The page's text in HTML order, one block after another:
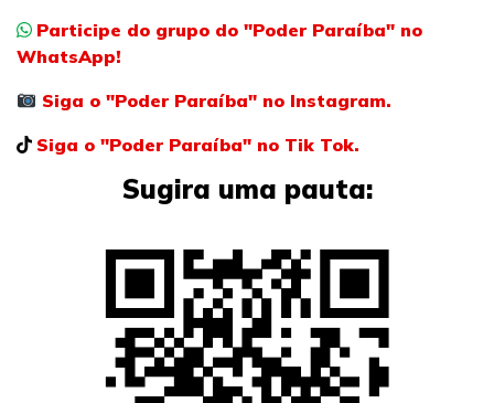
Participe do grupo do "Poder Paraíba" no
WhatsApp!
Siga o "Poder Paraíba" no Instagram.
Siga o "Poder Paraíba" no Tik Tok.
Sugira uma pauta: